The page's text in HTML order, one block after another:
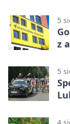
5
z
5